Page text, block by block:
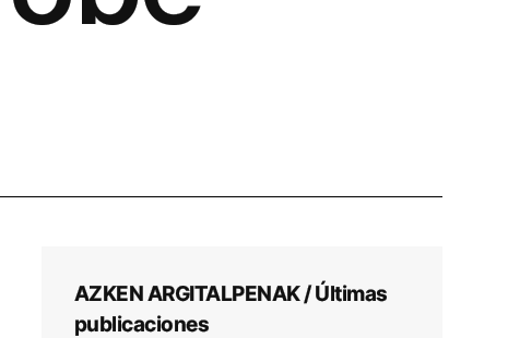
AZKEN ARGITALPENAK / Últimas
publicaciones